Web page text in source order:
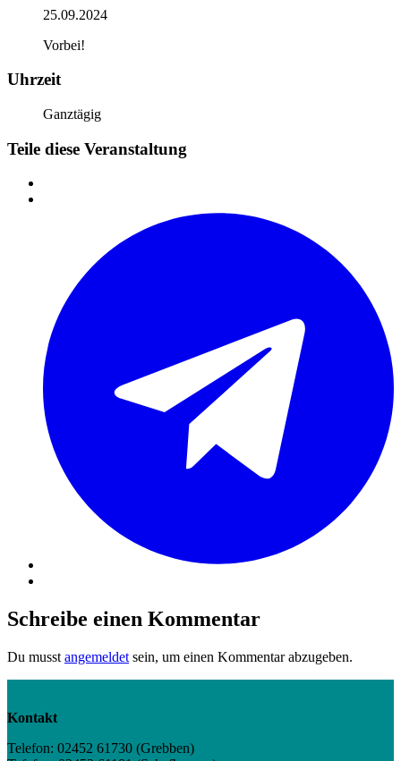
25.09.2024
Vorbei!
Uhrzeit
Ganztägig
Teile diese Veranstaltung
Schreibe einen Kommentar
Du musst angemeldet sein, um einen Kommentar abzugeben.
Kontakt
Telefon: 02452 61730 (Grebben)